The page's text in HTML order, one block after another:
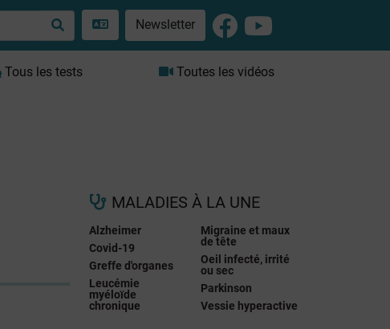
Newsletter
Tous les tests Toutes les vidéos
MALADIES À LA UNE
Alzheimer
Covid-19
Greffe d'organes
Leucémie
myéloïde
chronique
Migraine et maux
de tête
Oeil infecté, irrité
ou sec
Parkinson
Vessie hyperactive